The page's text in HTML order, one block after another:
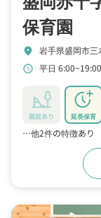
保育園
location_on 岩手県盛岡市三
schedule 平日 6:00~19:00
園庭あり 延長保育
…他2件の特徴あり